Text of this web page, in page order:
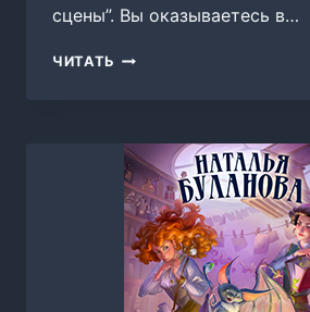
сцены”. Вы оказываетесь в…
ЧИТАТЬ МОЯ
БУЛАНОВА